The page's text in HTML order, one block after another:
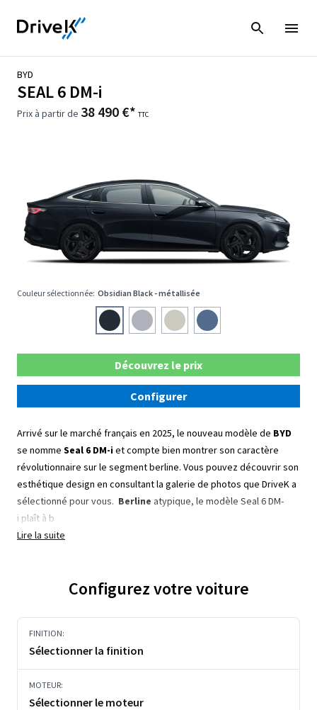
BYD
SEAL 6 DM-i
Prix à partir de 38 490 €* TTC
Couleur sélectionnée: Obsidian Black - métallisée
Découvrez le prix
Configurer
Arrivé sur le marché français en 2025, le nouveau modèle de BYD
se nomme Seal 6 DM-iet compte bien montrer son caractère
révolutionnaire sur le segment berline. Vous pouvez découvrir son
esthétique design en consultant la galerie de photos que DriveK a
sélectionné pour vous. Berline atypique, le modèle Seal 6 DM-
i plaît à b
Lire la suite
Configurez votre voiture
FINITION:
Sélectionner la finition
MOTEUR:
Sélectionner le moteur